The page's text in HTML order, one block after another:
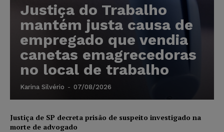
Justiça do Trabalho
mantém justa causa de
empregado que vendia
canetas emagrecedoras
no local de trabalho
Karina Silvério - 07/08/2026
Justiça de SP decreta prisão de suspeito investigado na
morte de advogado